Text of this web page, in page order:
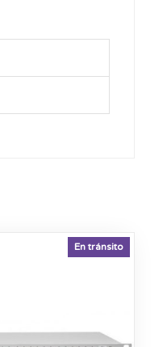
En tránsito